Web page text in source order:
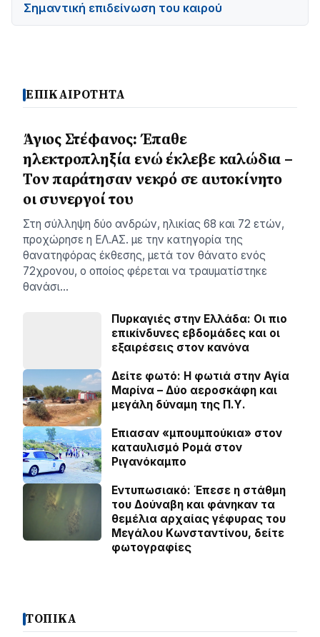
Σημαντική επιδείνωση του καιρού
ΕΠΙΚΑΙΡΟΤΗΤΑ
Άγιος Στέφανος: Έπαθε
ηλεκτροπληξία ενώ έκλεβε καλώδια –
Τον παράτησαν νεκρό σε αυτοκίνητο
οι συνεργοί του
Στη σύλληψη δύο ανδρών, ηλικίας 68 και 72 ετών,
προχώρησε η ΕΛ.ΑΣ. με την κατηγορία της
θανατηφόρας έκθεσης, μετά τον θάνατο ενός
72χρονου, ο οποίος φέρεται να τραυματίστηκε
θανάσι…
Πυρκαγιές στην Ελλάδα: Οι πιο
επικίνδυνες εβδομάδες και οι
εξαιρέσεις στον κανόνα
Δείτε φωτό: Η φωτιά στην Αγία
Μαρίνα – Δύο αεροσκάφη και
μεγάλη δύναμη της Π.Υ.
Επιασαν «µπουµπούκια» στον
καταυλισµό Ροµά στον
Ριγανόκαμπο
Εντυπωσιακό: Έπεσε η στάθμη
του Δούναβη και φάνηκαν τα
θεμέλια αρχαίας γέφυρας του
Μεγάλου Κωνσταντίνου, δείτε
φωτογραφίες
ΤΟΠΙΚΑ